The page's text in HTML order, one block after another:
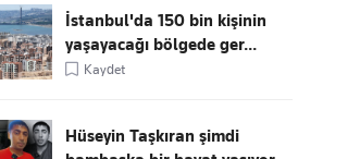
İstanbul'da 150 bin kişinin
yaşayacağı bölgede ger...
Kaydet
Hüseyin Taşkıran şimdi